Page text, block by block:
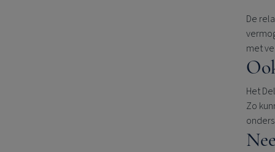
De
met
Het
Zo